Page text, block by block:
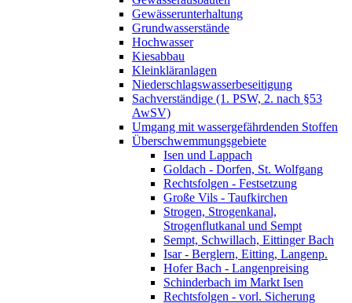
Gewässerunterhaltung
Grundwasserstände
Hochwasser
Kiesabbau
Kleinkläranlagen
Niederschlagswasserbeseitigung
Sachverständige (1. PSW, 2. nach §53
AwSV)
Umgang mit wassergefährdenden Stoffen
Überschwemmungsgebiete
Isen und Lappach
Goldach - Dorfen, St. Wolfgang
Rechtsfolgen - Festsetzung
Große Vils - Taufkirchen
Strogen, Strogenkanal,
Strogenflutkanal und Sempt
Sempt, Schwillach, Eittinger Bach
Isar - Berglern, Eitting, Langenp.
Hofer Bach - Langenpreising
Schinderbach im Markt Isen
Rechtsfolgen - vorl. Sicherung